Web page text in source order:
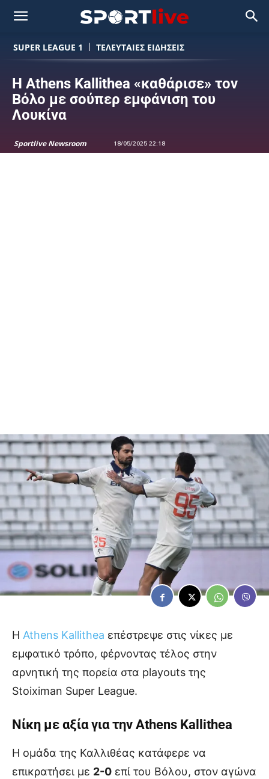
SUPER LEAGUE 1 ΤΕΛΕΥΤΑΙΕΣ ΕΙΔΗΣΕΙΣ
Η Athens Kallithea «καθάρισε» τον
Βόλο με σούπερ εμφάνιση του
Λουκίνα
Sportlive Newsroom 18/05/2025 22:18
Η Athens Kallithea επέστρεψε στις νίκες με
εμφατικό τρόπο, φέρνοντας τέλος στην
αρνητική της πορεία στα playouts της
Stoiximan Super League.
Νίκη με αξία για την Athens Kallithea
Η ομάδα της Καλλιθέας κατάφερε να
επικρατήσει με 2-0 επί του Βόλου, στον αγώνα